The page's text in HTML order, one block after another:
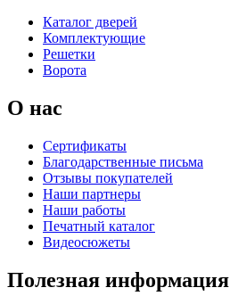
К-36 46 30
К-36 С
C69
Каталог дверей
Комплектующие
Решетки
Ворота
О нас
Сертификаты
Благодарственные письма
Отзывы покупателей
Наши партнеры
Наши работы
Печатный каталог
Видеосюжеты
Полезная информация